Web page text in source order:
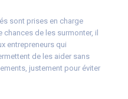
sont prises en charge
chances de les surmonter, il
entrepreneurs qui
de les aider sans
justement pour éviter